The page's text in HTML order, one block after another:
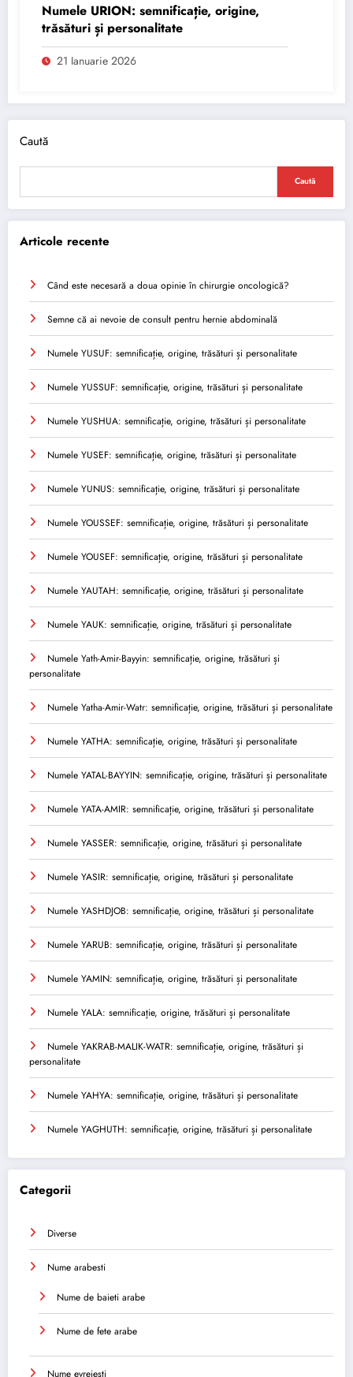
Numele URION: semnificație, origine,
trăsături și personalitate
21 Ianuarie 2026
Caută
Caută
Articole recente
Când este necesară a doua opinie în chirurgie oncologică?
Semne că ai nevoie de consult pentru hernie abdominală
Numele YUSUF: semnificație, origine, trăsături și personalitate
Numele YUSSUF: semnificație, origine, trăsături și personalitate
Numele YUSHUA: semnificație, origine, trăsături și personalitate
Numele YUSEF: semnificație, origine, trăsături și personalitate
Numele YUNUS: semnificație, origine, trăsături și personalitate
Numele YOUSSEF: semnificație, origine, trăsături și personalitate
Numele YOUSEF: semnificație, origine, trăsături și personalitate
Numele YAUTAH: semnificație, origine, trăsături și personalitate
Numele YAUK: semnificație, origine, trăsături și personalitate
Numele Yath-Amir-Bayyin: semnificație, origine, trăsături și
personalitate
Numele Yatha-Amir-Watr: semnificație, origine, trăsături și personalitate
Numele YATHA: semnificație, origine, trăsături și personalitate
Numele YATAL-BAYYIN: semnificație, origine, trăsături și personalitate
Numele YATA-AMIR: semnificație, origine, trăsături și personalitate
Numele YASSER: semnificație, origine, trăsături și personalitate
Numele YASIR: semnificație, origine, trăsături și personalitate
Numele YASHDJOB: semnificație, origine, trăsături și personalitate
Numele YARUB: semnificație, origine, trăsături și personalitate
Numele YAMIN: semnificație, origine, trăsături și personalitate
Numele YALA: semnificație, origine, trăsături și personalitate
Numele YAKRAB-MALIK-WATR: semnificație, origine, trăsături și
personalitate
Numele YAHYA: semnificație, origine, trăsături și personalitate
Numele YAGHUTH: semnificație, origine, trăsături și personalitate
Categorii
Diverse
Nume arabesti
Nume de baieti arabe
Nume de fete arabe
Nume evreiești